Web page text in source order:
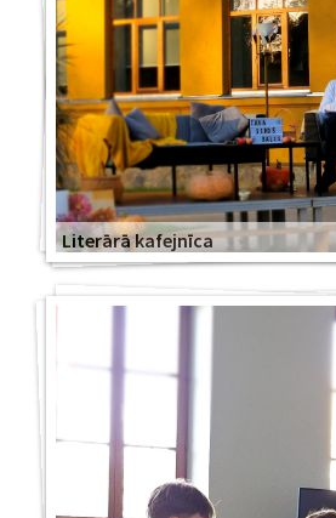
Literārā kafejnīca